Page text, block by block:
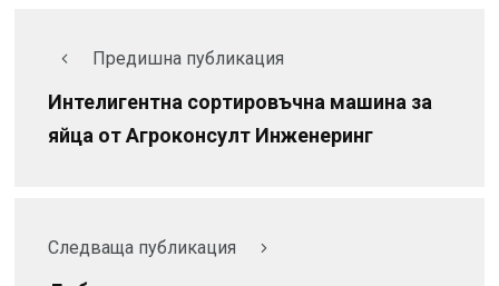
Предишна публикация
Интелигентна сортировъчна машина за
яйца от Агроконсулт Инженеринг
Следваща публикация